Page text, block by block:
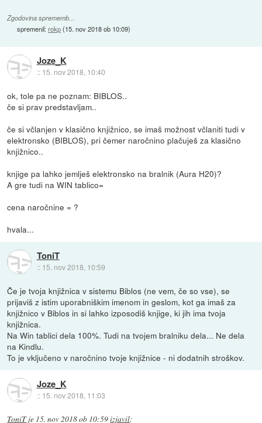
Zgodovina sprememb…
spremenil:rokp(15. nov 2018 ob 10:09)
Joze_K
:: 15. nov 2018, 10:40
ok, tole pa ne poznam: BIBLOS..
če si prav predstavljam..
če si včlanjen v klasično knjižnico, se imaš možnost včlaniti tudi v
elektronsko (BIBLOS), pri čemer naročnino plačuješ za klasično
knjižnico..
knjige pa lahko jemlješ elektronsko na bralnik (Aura H20)?
A gre tudi na WIN tablico=
cena naročnine = ?
hvala...
ToniT
:: 15. nov 2018, 10:59
Če je tvoja knjižnica v sistemu Biblos (ne vem, če so vse), se
prijaviš z istim uporabniškim imenom in geslom, kot ga imaš za
knjižnico v Biblos in si lahko izposodiš knjige, ki jih ima tvoja
knjižnica.
Na Win tablici dela 100%. Tudi na tvojem bralniku dela... Ne dela
na Kindlu.
To je vključeno v naročnino tvoje knjižnice - ni dodatnih stroškov.
Joze_K
:: 15. nov 2018, 11:03
ToniTje 15. nov 2018 ob 10:59izjavil: